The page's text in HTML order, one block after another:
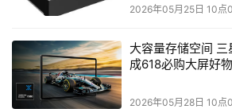
B/S开发模式为核心的系统和Web网站
（2）完全的案例教学法
边讲边练，循序渐进地引导学员迅速
能。为使学员能够适应Sun Java的B/
2026年05月25日 10点
大容量存储空间
成618必购大屏好物
2026年05月28日 10点